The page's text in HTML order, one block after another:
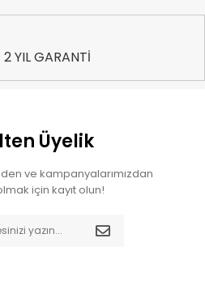
2 YIL GARANTİ
Üyelik
ve kampanyalarımızdan
için kayıt olun!